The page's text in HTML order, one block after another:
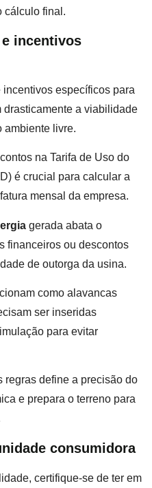
cálculo final.
incentivos
específicos para
drasticamente a viabilidade
ambiente livre.
na Tarifa de Uso do
é crucial para calcular a
mensal da empresa.
gerada abata o
financeiros ou descontos
de outorga da usina.
como alavancas
ser inseridas
para evitar
regras define a precisão do
e prepara o terreno para
consumidora
certifique-se de ter em